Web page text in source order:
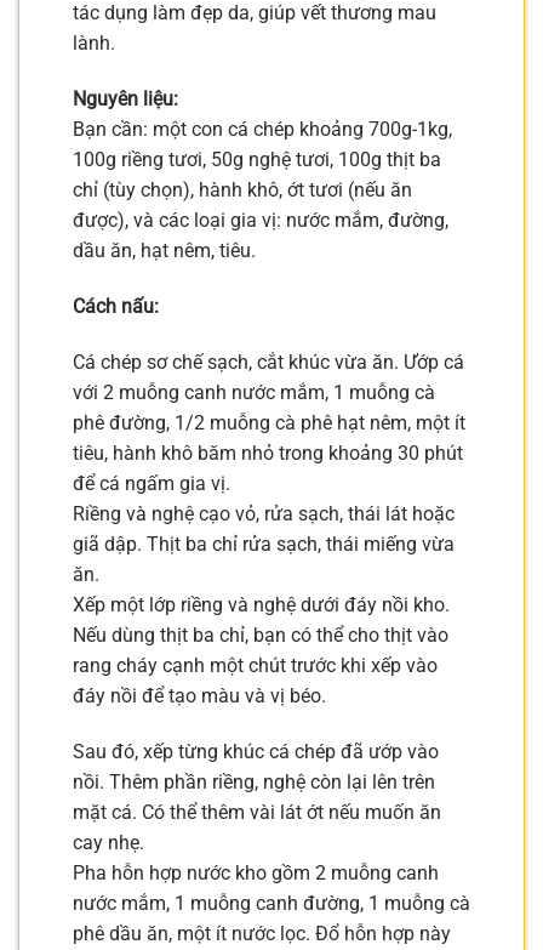
tác dụng làm đẹp da, giúp vết thương mau
lành.
Nguyên liệu:
Bạn cần: một con cá chép khoảng 700g-1kg,
100g riềng tươi, 50g nghệ tươi, 100g thịt ba
chỉ (tùy chọn), hành khô, ớt tươi (nếu ăn
được), và các loại gia vị: nước mắm, đường,
dầu ăn, hạt nêm, tiêu.
Cách nấu:
Cá chép sơ chế sạch, cắt khúc vừa ăn. Ướp cá
với 2 muỗng canh nước mắm, 1 muỗng cà
phê đường, 1/2 muỗng cà phê hạt nêm, một ít
tiêu, hành khô băm nhỏ trong khoảng 30 phút
để cá ngấm gia vị.
Riềng và nghệ cạo vỏ, rửa sạch, thái lát hoặc
giã dập. Thịt ba chỉ rửa sạch, thái miếng vừa
ăn.
Xếp một lớp riềng và nghệ dưới đáy nồi kho.
Nếu dùng thịt ba chỉ, bạn có thể cho thịt vào
rang cháy cạnh một chút trước khi xếp vào
đáy nồi để tạo màu và vị béo.
Sau đó, xếp từng khúc cá chép đã ướp vào
nồi. Thêm phần riềng, nghệ còn lại lên trên
mặt cá. Có thể thêm vài lát ớt nếu muốn ăn
cay nhẹ.
Pha hỗn hợp nước kho gồm 2 muỗng canh
nước mắm, 1 muỗng canh đường, 1 muỗng cà
phê dầu ăn, một ít nước lọc. Đổ hỗn hợp này